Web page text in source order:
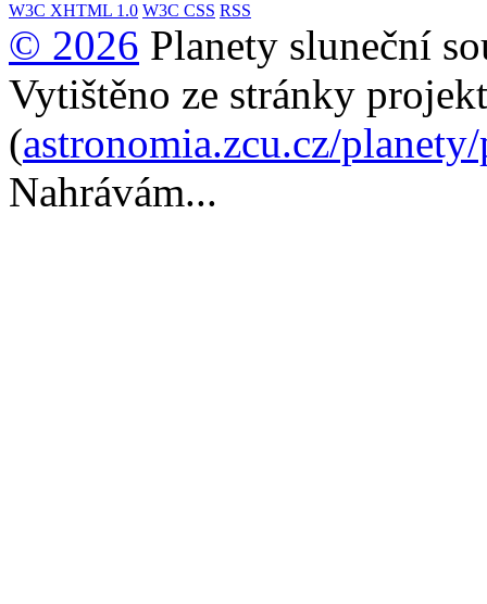
W3C XHTML 1.0 W3C CSS RSS
© 2026 Planety sluneční
Vytištěno ze stránky
(astronomia.zcu.cz/
Nahrávám...